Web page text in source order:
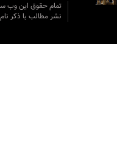
تمام حقوق این وب
نشر مطالب با ذکر